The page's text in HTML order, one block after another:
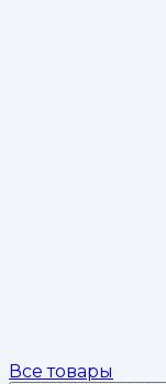
Все товары